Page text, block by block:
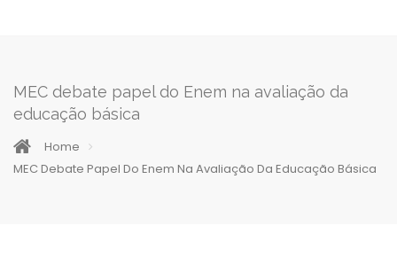
MEC debate papel do Enem na avaliação da
educação básica
Home
MEC Debate Papel Do Enem Na Avaliação Da Educação Básica